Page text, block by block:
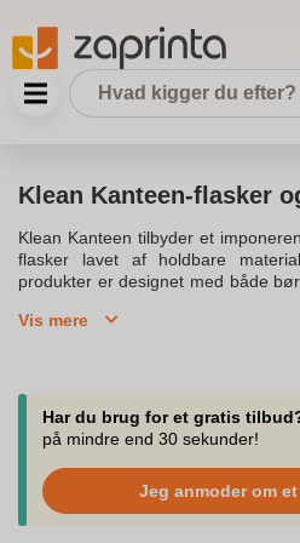
Klean Kanteen-flasker
Klean Kanteen tilbyder et
flasker lavet af holdbare
produkter er designet med både
flasker er kendt for deres høje
for BPA og andre skadelige
valg for både mennesker og miljø.
størrelser som 355ml og
nem drikkeoplevelse. TKWide
der ønsker en robust og stilfuld
flasker er fremstillet med omtanke
Vis mere
Har du brug for et gratis
på mindre end 30 sekunder!
Jeg anmoder om